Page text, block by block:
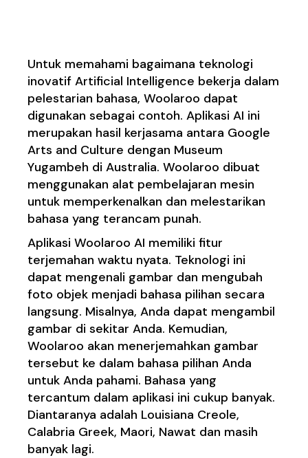
Untuk memahami bagaimana teknologi
inovatif Artificial Intelligence bekerja dalam
pelestarian bahasa, Woolaroo dapat
digunakan sebagai contoh. Aplikasi AI ini
merupakan hasil kerjasama antara Google
Arts and Culture dengan Museum
Yugambeh di Australia. Woolaroo dibuat
menggunakan alat pembelajaran mesin
untuk memperkenalkan dan melestarikan
bahasa yang terancam punah.
Aplikasi Woolaroo AI memiliki fitur
terjemahan waktu nyata. Teknologi ini
dapat mengenali gambar dan mengubah
foto objek menjadi bahasa pilihan secara
langsung. Misalnya, Anda dapat mengambil
gambar di sekitar Anda. Kemudian,
Woolaroo akan menerjemahkan gambar
tersebut ke dalam bahasa pilihan Anda
untuk Anda pahami. Bahasa yang
tercantum dalam aplikasi ini cukup banyak.
Diantaranya adalah Louisiana Creole,
Calabria Greek, Maori, Nawat dan masih
banyak lagi.